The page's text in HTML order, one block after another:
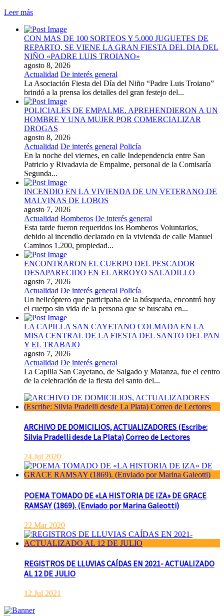
Leer más
CON MAS DE 100 SORTEOS Y 5.000 JUGUETES DE
REPARTO, SE VIENE LA GRAN FIESTA DEL DIA DEL
NIÑO «PADRE LUIS TROIANO»
agosto 8, 2026
Actualidad De interés general
La Asociación Fiesta del Día del Niño “Padre Luis Troiano”
brindó a la prensa los detalles del gran festejo del...
POLICIALES DE EMPALME. APREHENDIERON A UN
HOMBRE Y UNA MUJER POR COMERCIALIZAR
DROGAS
agosto 8, 2026
Actualidad De interés general Policía
En la noche del viernes, en calle Independencia entre San
Patricio y Rivadavia de Empalme, personal de la Comisaría
Segunda...
INCENDIO EN LA VIVIENDA DE UN VETERANO DE
MALVINAS DE LOBOS
agosto 7, 2026
Actualidad Bomberos De interés general
Esta tarde fueron requeridos los Bomberos Voluntarios,
debido al incendio declarado en la vivienda de calle Manuel
Caminos 1.200, propiedad...
ENCONTRARON EL CUERPO DEL PESCADOR
DESAPARECIDO EN EL ARROYO SALADILLO
agosto 7, 2026
Actualidad De interés general Policía
Un helicóptero que participaba de la búsqueda, encontró hoy
el cuerpo sin vida de la persona que se buscaba en...
LA CAPILLA SAN CAYETANO COLMADA EN LA
MISA CENTRAL DE LA FIESTA DEL SANTO DEL PAN
Y EL TRABAJO
agosto 7, 2026
Actualidad De interés general
La Capilla San Cayetano, de Salgado y Matanza, fue el centro
de la celebración de la fiesta del santo del...
ARCHIVO DE DOMICILIOS, ACTUALIZADORES (Escribe:
Silvia Pradelli desde La Plata) Correo de Lectores
24.Jul 2020
POEMA TOMADO DE «LA HISTORIA DE IZA» DE GRACE
RAMSAY (1869). (Enviado por Marina Galeotti)
22.Mar 2020
REGISTROS DE LLUVIAS CAÍDAS EN 2021- ACTUALIZADO
AL 12 DE JULIO
12.Jul 2021